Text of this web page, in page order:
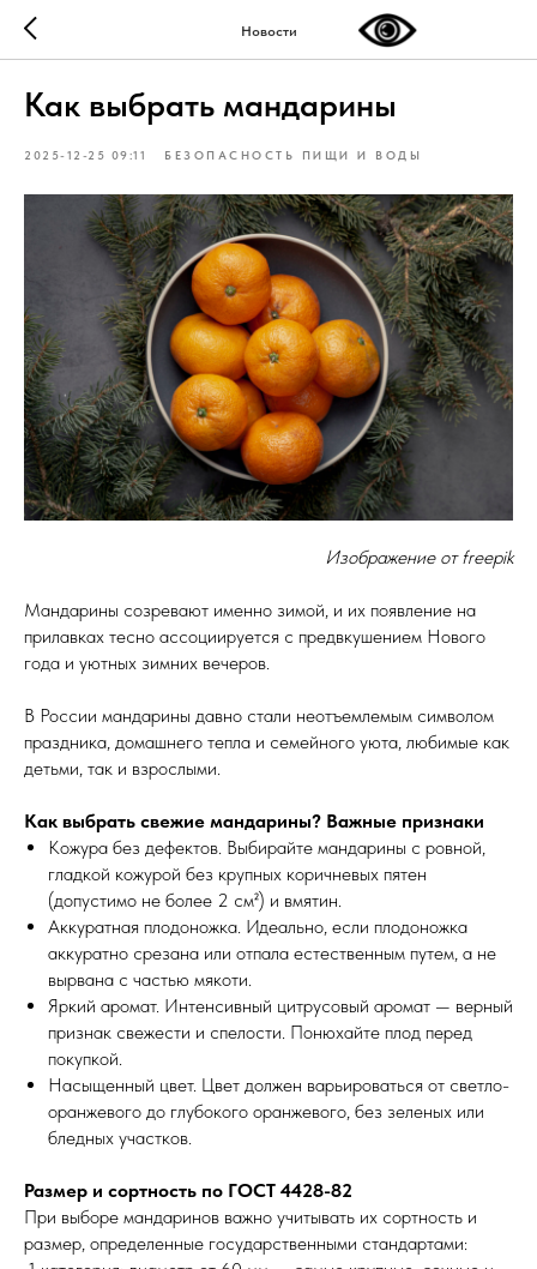
Новости
Как выбрать мандарины
2025-12-25 09:11 БЕЗОПАСНОСТЬ ПИЩИ И ВОДЫ
Изображение от freepik
Мандарины созревают именно зимой, и их появление на
прилавках тесно ассоциируется с предвкушением Нового
года и уютных зимних вечеров.
В России мандарины давно стали неотъемлемым символом
праздника, домашнего тепла и семейного уюта, любимые как
детьми, так и взрослыми.
Как выбрать свежие мандарины? Важные признаки
Кожура без дефектов. Выбирайте мандарины с ровной,
гладкой кожурой без крупных коричневых пятен
(допустимо не более 2 см²) и вмятин.
Аккуратная плодоножка. Идеально, если плодоножка
аккуратно срезана или отпала естественным путем, а не
вырвана с частью мякоти.
Яркий аромат. Интенсивный цитрусовый аромат — верный
признак свежести и спелости. Понюхайте плод перед
покупкой.
Насыщенный цвет. Цвет должен варьироваться от светло-
оранжевого до глубокого оранжевого, без зеленых или
бледных участков.
Размер и сортность по ГОСТ 4428-82
При выборе мандаринов важно учитывать их сортность и
размер, определенные государственными стандартами: